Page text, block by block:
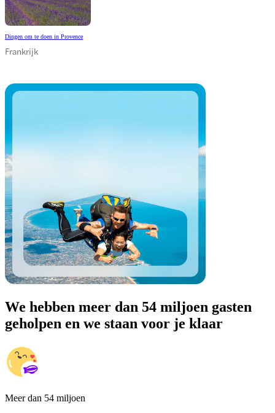
Dingen om te doen in Provence
Frankrijk
We hebben meer dan 54 miljoen gasten
geholpen en we staan voor je klaar
Meer dan 54 miljoen